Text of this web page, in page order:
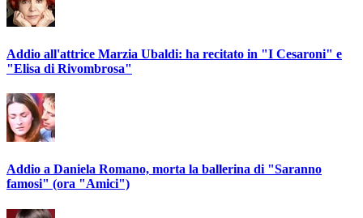
Addio all'attrice Marzia Ubaldi: ha recitato in "I Cesaroni" e
"Elisa di Rivombrosa"
Addio a Daniela Romano, morta la ballerina di "Saranno
famosi" (ora "Amici")